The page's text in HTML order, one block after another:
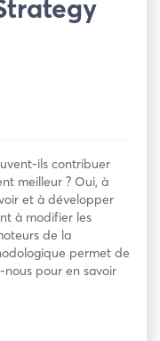
ils contribuer
meilleur ? Oui, à
et à développer
à modifier les
de la
permet de
pour en savoir